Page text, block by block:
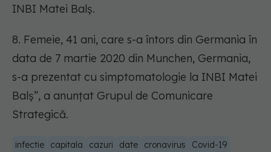
INBI Matei Balș.
8. Femeie, 41 ani, care s-a întors din Germania în
data de 7 martie 2020 din Munchen, Germania,
s-a prezentat cu simptomatologie la INBI Matei
Balș”, a anunțat Grupul de Comunicare
Strategică.
infectie capitala cazuri date cronavirus Covid-19